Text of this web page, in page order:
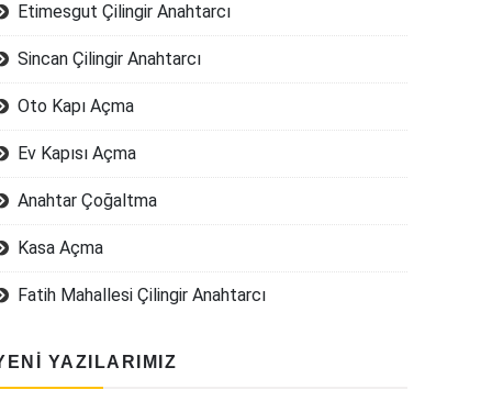
Etimesgut Çilingir Anahtarcı
Sincan Çilingir Anahtarcı
Oto Kapı Açma
Ev Kapısı Açma
Anahtar Çoğaltma
Kasa Açma
Fatih Mahallesi Çilingir Anahtarcı
YAZILARIMIZ